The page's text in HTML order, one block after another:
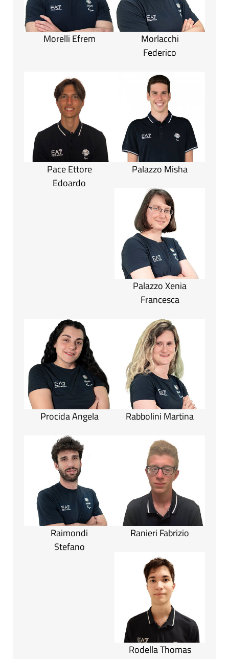
Morelli Efrem
Morlacchi
Federico
Pace Ettore
Edoardo
Palazzo Misha
Palazzo Xenia
Francesca
Procida Angela Rabbolini Martina
Raimondi
Stefano
Ranieri Fabrizio
Rodella Thomas